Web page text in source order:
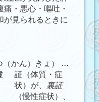
・悪心・嘔吐・
が見られるときに
（かん）きょ）
…
証（体質・症
状）が、 裏証
（慢性症状）、